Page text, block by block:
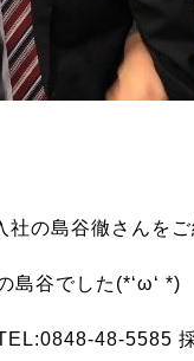
社の島谷徹さんをご
島谷でした(*‘ω‘ *)
48-5585